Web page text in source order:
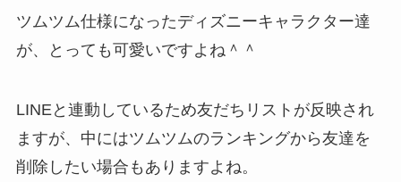
ツムツム仕様になったディズニーキャラクター達
が、とっても可愛いですよね＾＾
LINEと連動しているため友だちリストが反映され
ますが、中にはツムツムのランキングから友達を
削除したい場合もありますよね。